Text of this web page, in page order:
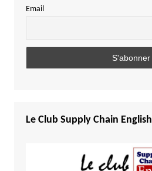
Email
Le Club Supply Chain English